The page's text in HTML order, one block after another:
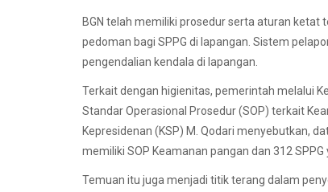
BGN telah memiliki prosedur serta aturan
pedoman bagi SPPG di lapangan. Sistem
pengendalian kendala di lapangan.
Terkait dengan higienitas, pemerintah melalui
Standar Operasional Prosedur (SOP) terkait
Kepresidenan (KSP) M. Qodari menyebutkan,
memiliki SOP Keamanan pangan dan 312
Temuan itu juga menjadi titik terang dalam